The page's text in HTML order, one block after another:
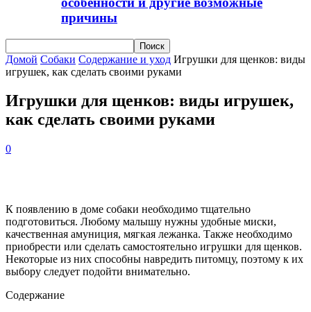
причины
Домой Собаки Содержание и уход Игрушки для щенков: виды
игрушек, как сделать своими руками
Игрушки для щенков: виды игрушек,
как сделать своими руками
0
К появлению в доме собаки необходимо тщательно
подготовиться. Любому малышу нужны удобные миски,
качественная амуниция, мягкая лежанка. Также необходимо
приобрести или сделать самостоятельно игрушки для щенков.
Некоторые из них способны навредить питомцу, поэтому к их
выбору следует подойти внимательно.
Содержание